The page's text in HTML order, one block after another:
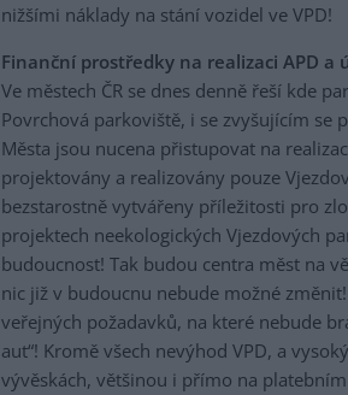
nižšími náklady na stání vozidel ve VPD!
Finanční prostředky na realizaci APD
Ve městech ČR se dnes denně řeší kde
Povrchová parkoviště, i se zvyšujícím
Města jsou nucena přistupovat na
projektovány a realizovány pouze
bezstarostně vytvářeny příležitosti pro
projektech neekologických Vjezdových
budoucnost! Tak budou centra měst na
nic již v budoucnu nebude možné
veřejných požadavků, na které nebude
aut“! Kromě všech nevýhod VPD, a
vývěskách, většinou i přímo na